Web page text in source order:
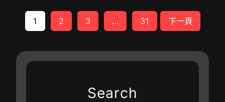
之
文
中
宮
格
享
1 2 3 … 31 下一頁
Search